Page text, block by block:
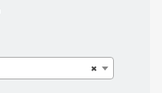
×